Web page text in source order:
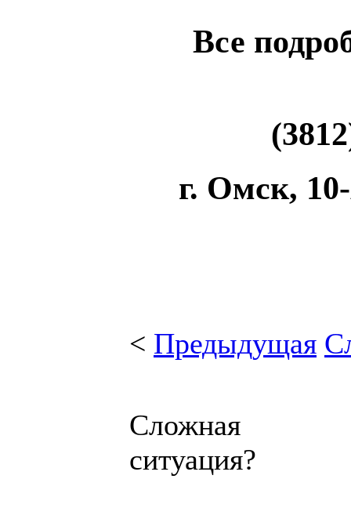
Все
г. Омск,
< Предыдущая
Сложная
ситуация?